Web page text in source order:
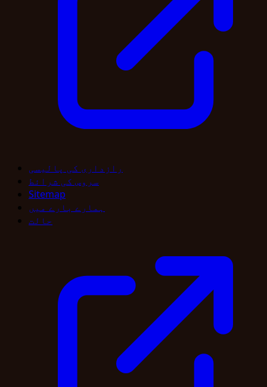
رازداری کی پالیسی
سروس کی شرائط
Sitemap
ہمارے بارے میں
حالت